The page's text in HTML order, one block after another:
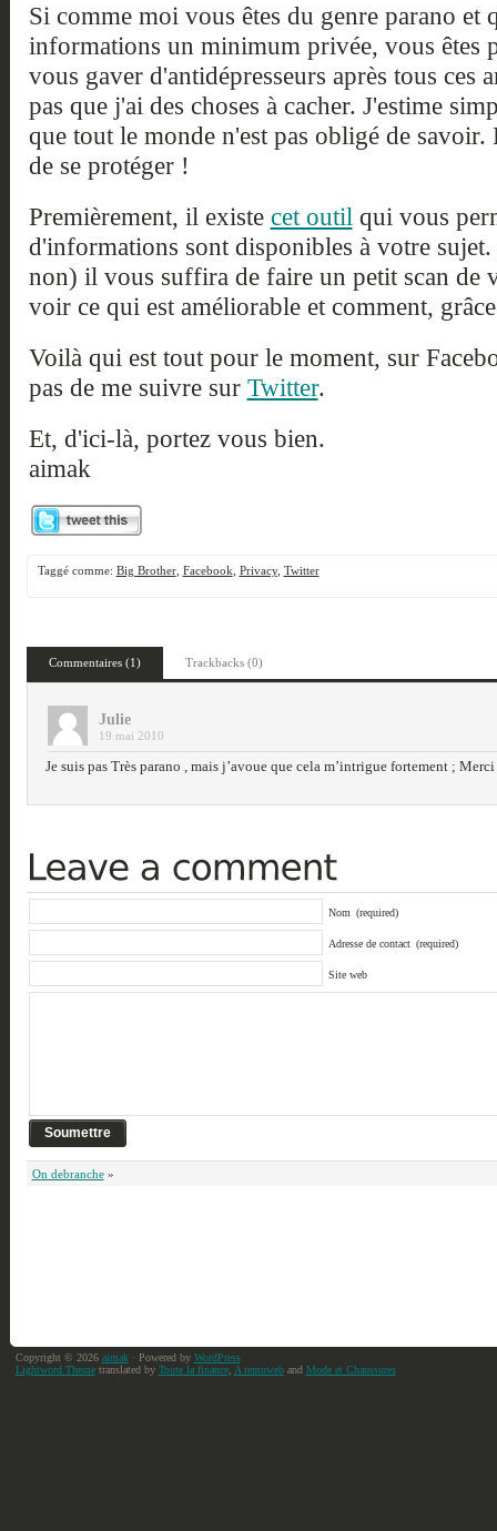
Si comme moi vous êtes du genre parano et
informations un minimum privée, vous êtes
vous gaver d'antidépresseurs après tous ces
pas que j'ai des choses à cacher. J'estime
que tout le monde n'est pas obligé de
de se protéger !
Premièrement, il existe cet outilqui vous
d'informations sont disponibles à votre
non) il vous suffira de faire un petit scan de
voir ce qui est améliorable et comment,
Voilà qui est tout pour le moment, sur
pas de me suivre sur Twitter.
Et, d'ici-là, portez vous bien.
aimak
Taggé comme: Big Brother, Facebook, Privacy, Twitter
Commentaires (1) Trackbacks (0)
Julie
19 mai 2010
Je suis pas Très parano , mais j’avoue que cela m’intrigue fortement ;
Nom (required)
Adresse de contact (required)
Site web
On debranche»
Copyright © 2026 aimak· Powered by WordPress
Lightword Themetranslated by Toute la finance, A remuweband Mode et Chaussures